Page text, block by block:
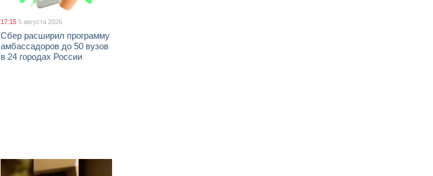
17:15 5 августа 2026
Сбер расширил программу
амбассадоров до 50 вузов
в 24 городах России